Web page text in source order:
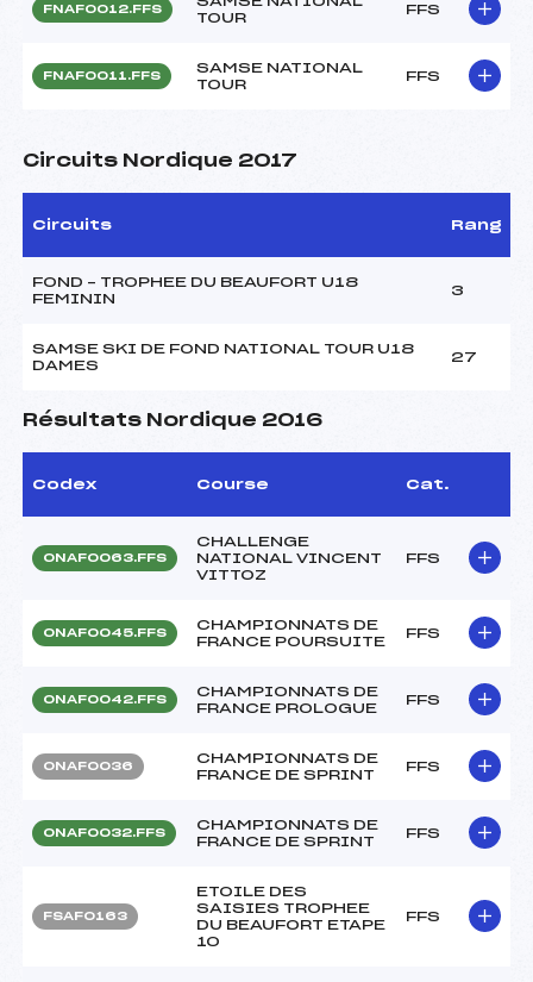
FNAF0012.FFS
TOUR
FFS
FNAF0011.FFS
SAMSE NATIONAL
TOUR
FFS
Circuits Nordique 2017
Circuits Rang
FOND – TROPHEE DU BEAUFORT U18
FEMININ
3
SAMSE SKI DE FOND NATIONAL TOUR U18
DAMES
27
Résultats Nordique 2016
Codex Course Cat.
ONAF0063.FFS
CHALLENGE
NATIONAL VINCENT
VITTOZ
FFS
ONAF0045.FFS
CHAMPIONNATS DE
FRANCE POURSUITE
FFS
ONAF0042.FFS
CHAMPIONNATS DE
FRANCE PROLOGUE
FFS
ONAF0036
CHAMPIONNATS DE
FRANCE DE SPRINT
FFS
ONAF0032.FFS
CHAMPIONNATS DE
FRANCE DE SPRINT
FFS
FSAF0163
ETOILE DES
SAISIES TROPHEE
DU BEAUFORT ETAPE
10
FFS